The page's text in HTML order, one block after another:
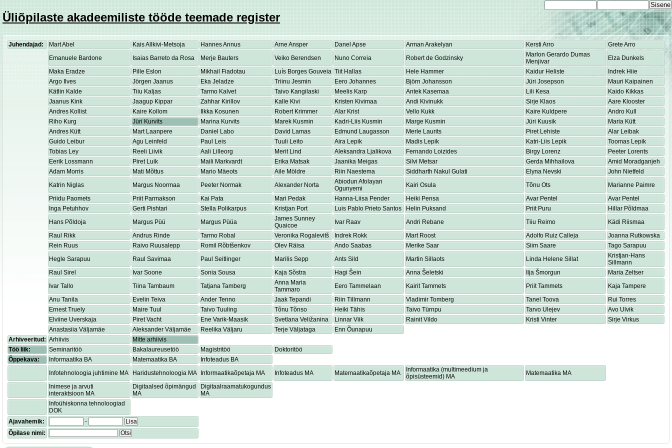
Üliõpilaste akadeemiliste tööde teemade register
Juhendajad: Mart Abel Kais Allkivi-Metsoja Hannes Annus Arne Ansper Danel Apse Arman Arakelyan Kersti Arro
Grete Arro
Emanuele Bardone
Isaias Barreto da Rosa Merje Bauters Veiko Berendsen Nuno Correia Robert de Godzinsky
Marlon Gerardo Dumas
Menjivar
Elza Dunkels
Maka Eradze
Pille Eslon Mikhail Fiadotau Luís Borges Gouveia Tiit Hallas Hele Hammer Kaidur Heliste
Indrek Hiie
Argo Ilves
Jörgen Jaanus Eka Jeladze Triinu Jesmin Eero Johannes Björn Johansson Jüri Josepson
Mauri Kaipainen
Kätlin Kalde
Tiiu Kaljas Tarmo Kalvet Taivo Kangilaski Meelis Karp Antek Kasemaa Lili Kesa
Kaido Kikkas
Jaanus Kink
Jaagup Kippar Zahhar Kirillov Kalle Kivi Kristen Kivimaa Andi Kivinukk Sirje Klaos
Aare Klooster
Andres Kollist
Kaire Kollom Ilkka Kosunen Robert Krimmer Alar Krist Vello Kukk Kaire Kuldpere
Andro Kull
Riho Kurg
Jüri Kurvits Marina Kurvits Marek Kusmin Kadri-Liis Kusmin Marge Kusmin Jüri Kuusik
Maria Kütt
Andres Kütt
Mart Laanpere Daniel Labo David Lamas Edmund Laugasson Merle Laurits Piret Lehiste
Alar Leibak
Guido Leibur
Agu Leinfeld Paul Leis Tuuli Leito Aira Lepik Madis Lepik Katri-Liis Lepik
Toomas Lepik
Tobias Ley
Reeli Liivik Aali Lilleorg Merit Lind Aleksandra Ljalikova Fernando Loizides Birgy Lorenz
Peeter Lorents
Eerik Lossmann
Piret Luik Maili Markvardt Erika Matsak Jaanika Meigas Silvi Metsar Gerda Mihhailova
Amid Moradganjeh
Adam Morris
Mati Mõttus Mario Mäeots Aile Möldre Riin Naestema Siddharth Nakul Gulati Elyna Nevski
John Nietfeld
Katrin Niglas
Margus Noormaa Peeter Normak Alexander Norta
Abiodun Afolayan
Ogunyemi
Kairi Osula Tõnu Ots
Marianne Paimre
Priidu Paomets
Priit Parmakson Kai Pata Mari Pedak Hanna-Liisa Pender Heiki Pensa Avar Pentel
Avar Pentel
Inga Petuhhov
Gerti Pishtari Stella Polikarpus Kristjan Port Luis Pablo Prieto Santos Helin Puksand Priit Puru
Hillar Põldmaa
Hans Põldoja
Margus Püü Margus Püüa
James Sunney
Quaicoe
Ivar Raav Andri Rebane Tiiu Reimo
Kädi Riismaa
Raul Rikk
Andrus Rinde Tarmo Robal Veronika Rogalevitš Indrek Rokk Mart Roost Adolfo Ruiz Calleja
Joanna Rutkowska
Rein Ruus
Raivo Ruusalepp Romil Rõbtšenkov Olev Räisa Ando Saabas Merike Saar Siim Saare
Tago Sarapuu
Hegle Sarapuu
Raul Savimaa Paul Seitlinger Marilis Sepp Ants Sild Martin Sillaots Linda Helene Sillat
Kristjan-Hans
Sillmann
Raul Sirel
Ivar Soone Sonia Sousa Kaja Sõstra Hagi Šein Anna Šeletski Ilja Šmorgun
Maria Zeltser
Ivar Tallo
Tiina Tambaum Tatjana Tamberg
Anna Maria
Tammaro
Eero Tammelaan Kairit Tammets Priit Tammets
Kaja Tampere
Anu Tanila
Evelin Teiva Ander Tenno Jaak Tepandi Riin Tillmann Vladimir Tomberg Tanel Toova
Rui Torres
Ernest Truely
Maire Tuul Taivo Tuuling Tõnu Tõnso Heiki Tähis Taivo Türnpu Tarvo Ulejev
Avo Ulvik
Elviine Uverskaja
Piret Vacht Ene Varik-Maasik Svetlana Veližanina Linnar Viik Rainit Vildo Kristi Vinter
Sirje Virkus
Anastasiia Väljamäe
Aleksander Väljamäe Reelika Väljaru Terje Väljataga
Enn Õunapuu
Arhiveeritud: Arhiivis
Mitte arhiivis
Töö liik:
Seminaritöö Bakalaureusetöö Magistritöö
Doktoritöö
Õppekava:
Informaatika BA Matemaatika BA
Infoteadus BA
Infotehnoloogia juhtimine MA
Haridustehnoloogia MA Informaatikaõpetaja MA Infoteadus MA Matemaatikaõpetaja MA
Informaatika (multimeedium ja
õpisüsteemid) MA
Matemaatika MA
Inimese ja arvuti
interaktsioon MA
Digitaalsed õpimängud
MA
Digitaalraamatukogundus
MA
Infoühiskonna tehnoloogiad
DOK
Ajavahemik:
-
Lisa
Õpilase nimi:
Otsi